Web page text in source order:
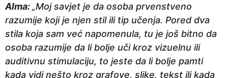
Alma:„Moj savjet je da osoba prvenstveno
razumije koji je njen stil ili tip učenja. Pored dva
stila koja sam već napomenula, tu je još bitno da
osoba razumije da li bolje uči kroz vizuelnu ili
auditivnu stimulaciju, to jeste da li bolje pamti
kada vidi nešto kroz grafove, slike, tekst ili kada